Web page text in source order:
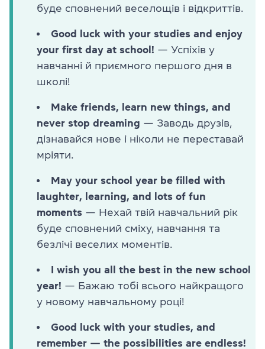
буде сповнений веселощів і відкриттів.
Good luck with your studies and enjoy
your first day at school! — Успіхів у
навчанні й приємного першого дня в
школі!
Make friends, learn new things, and
never stop dreaming — Заводь друзів,
дізнавайся нове і ніколи не переставай
мріяти.
May your school year be filled with
laughter, learning, and lots of fun
moments — Нехай твій навчальний рік
буде сповнений сміху, навчання та
безлічі веселих моментів.
I wish you all the best in the new school
year! — Бажаю тобі всього найкращого
у новому навчальному році!
Good luck with your studies, and
remember — the possibilities are endless!